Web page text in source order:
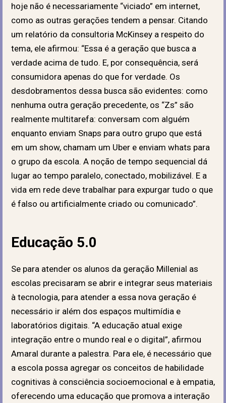
hoje não é necessariamente “viciado” em internet,
como as outras gerações tendem a pensar. Citando
um relatório da consultoria McKinsey a respeito do
tema, ele afirmou: “Essa é a geração que busca a
verdade acima de tudo. E, por consequência, será
consumidora apenas do que for verdade. Os
desdobramentos dessa busca são evidentes: como
nenhuma outra geração precedente, os “Zs” são
realmente multitarefa: conversam com alguém
enquanto enviam Snaps para outro grupo que está
em um show, chamam um Uber e enviam whats para
o grupo da escola. A noção de tempo sequencial dá
lugar ao tempo paralelo, conectado, mobilizável. E a
vida em rede deve trabalhar para expurgar tudo o que
é falso ou artificialmente criado ou comunicado”.
Educação 5.0
Se para atender os alunos da geração Millenial as
escolas precisaram se abrir e integrar seus materiais
à tecnologia, para atender a essa nova geração é
necessário ir além dos espaços multimídia e
laboratórios digitais. “A educação atual exige
integração entre o mundo real e o digital”, afirmou
Amaral durante a palestra. Para ele, é necessário que
a escola possa agregar os conceitos de habilidade
cognitivas à consciência socioemocional e à empatia,
oferecendo uma educação que promova a interação